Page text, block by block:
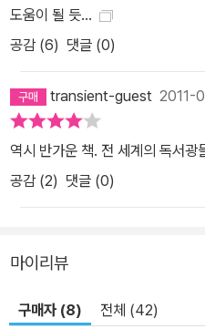
도움이 될 듯...
공감 (6) 댓글 (0)
transient-guest 2011-
역시 반가운 책. 전 세계의 독서광
공감 (2) 댓글 (0)
마이리뷰
구매자 (8) 전체 (42)